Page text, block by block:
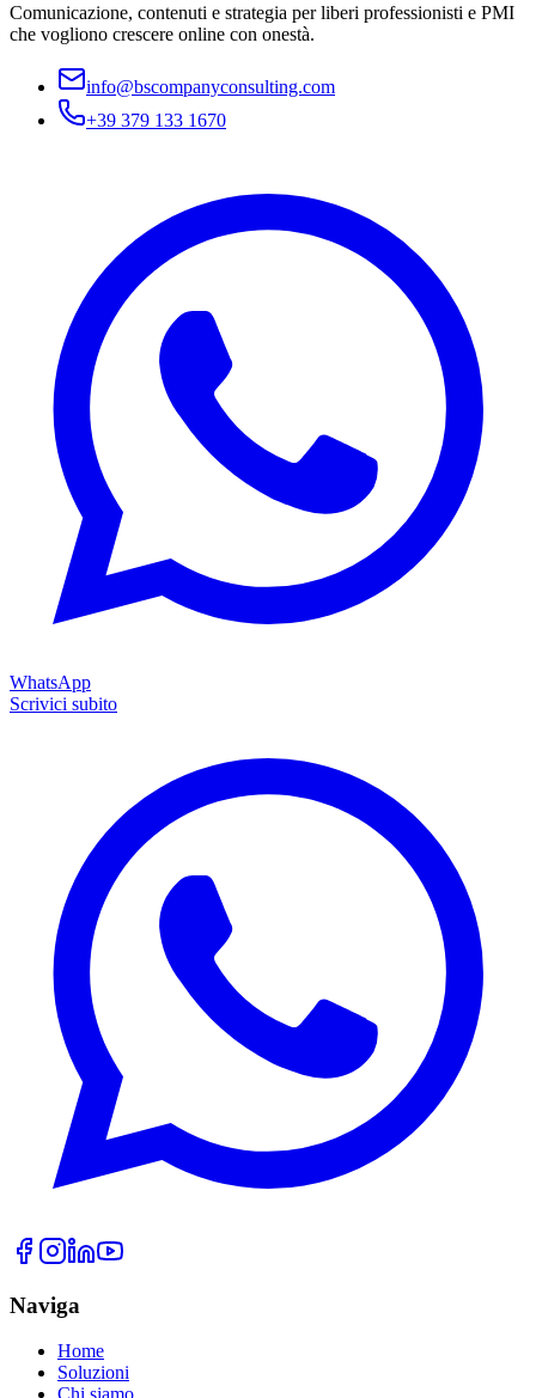
Comunicazione, contenuti e strategia per liberi professionisti e PMI
che vogliono crescere online con onestà.
info@bscompanyconsulting.com
+39 379 133 1670
WhatsApp
Scrivici subito
Naviga
Home
Soluzioni